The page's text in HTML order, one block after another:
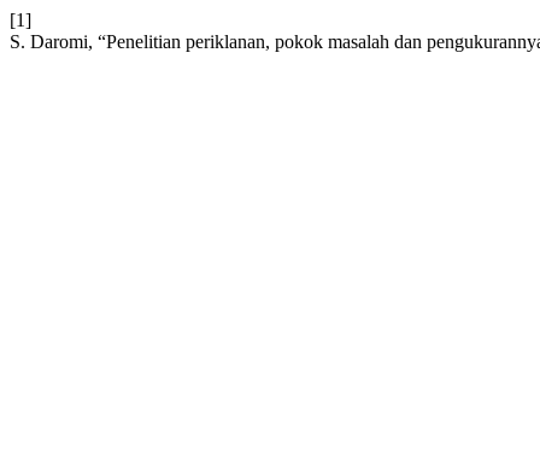
[1]
S. Daromi, “Penelitian periklanan, pokok masalah dan